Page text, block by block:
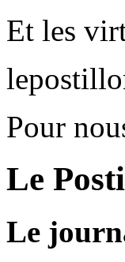
Et les
Pour
Le
Le